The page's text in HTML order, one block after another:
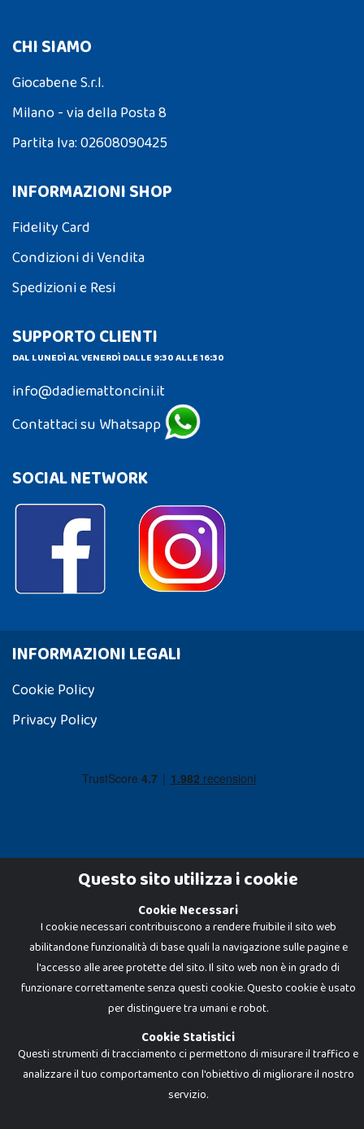
CHI SIAMO
Giocabene S.r.l.
Milano - via della Posta 8
Partita Iva: 02608090425
INFORMAZIONI SHOP
Fidelity Card
Condizioni di Vendita
Spedizioni e Resi
SUPPORTO CLIENTI
DAL LUNEDÌ AL VENERDÌ DALLE 9:30 ALLE 16:30
info@dadiemattoncini.it
Contattaci su Whatsapp
SOCIAL NETWORK
INFORMAZIONI LEGALI
Cookie Policy
Privacy Policy
Dadi e Mattoncini è un brand di Giocabene Srl. Ogni riproduzione o utilizzo non
espressamente autorizzato è severamente vietato. Tutti i loghi, marchi,
brand elencati nel presente shop sono di proprietà dei rispettivi titolari.
I prezzi e le promozioni pubblicate potrebbero differire da quanto esposto in
negozio.
Giocabene Srl - via della Posta 8, 20123 Milano (MI)
P.IVA 02608090425 - REA AN201199 - C.S. 10.000 i.v.
Questo sito utilizza i cookie
Cookie Necessari
I cookie necessari contribuiscono a rendere fruibile il sito web
abilitandone funzionalità di base quali la navigazione sulle pagine e
l'accesso alle aree protette del sito. Il sito web non è in grado di
funzionare correttamente senza questi cookie. Questo cookie è usato
per distinguere tra umani e robot.
Cookie Statistici
Questi strumenti di tracciamento ci permettono di misurare il traffico e
analizzare il tuo comportamento con l'obiettivo di migliorare il nostro
servizio.